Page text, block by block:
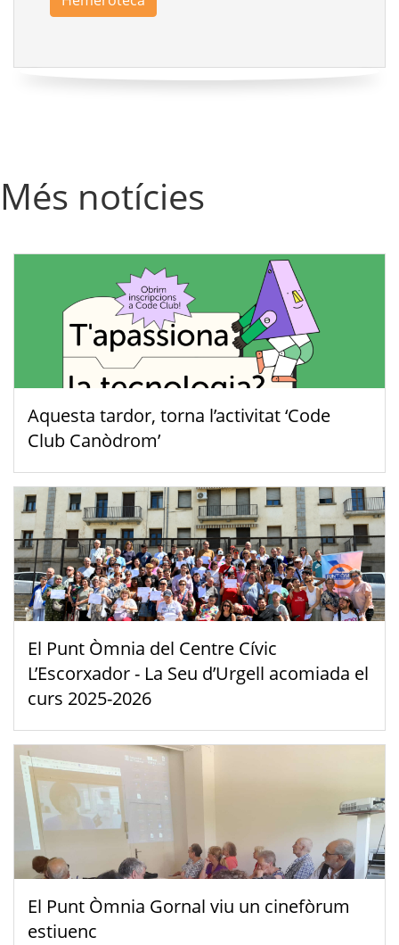
Més notícies
Aquesta tardor, torna l’activitat ‘Code
Club Canòdrom’
El Punt Òmnia del Centre Cívic
L’Escorxador - La Seu d’Urgell acomiada el
curs 2025-2026
El Punt Òmnia Gornal viu un cinefòrum
estiuenc